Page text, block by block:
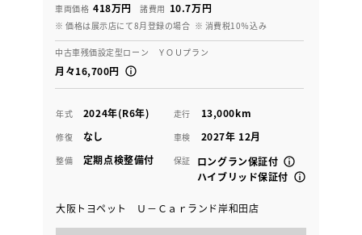
車両価格 418万円 諸費用 10.7万円
※ 価格は展示店にて8月登録の場合 ※ 消費税10％込み
中古車残価設定型ローン ＹＯＵプラン
月々16,700円
年式 2024年(R6年) 走行 13,000km
修復 なし 車検 2027年 12月
整備 定期点検整備付 保証
ロングラン保証付
ハイブリッド保証付
大阪トヨペット Ｕ－Ｃａｒランド岸和田店